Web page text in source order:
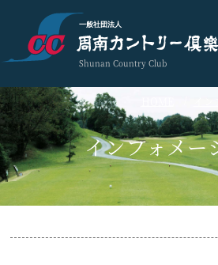
一般社団法人
Shunan Country Club
イ
インフォメー